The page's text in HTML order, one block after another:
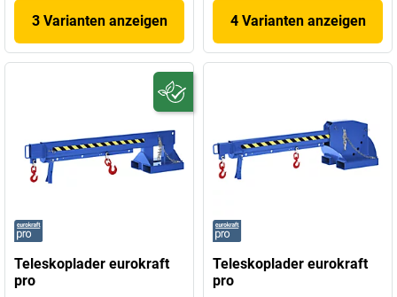
3 Varianten anzeigen 4 Varianten anzeigen
Teleskoplader eurokraft
pro
Teleskoplader eurokraft
pro